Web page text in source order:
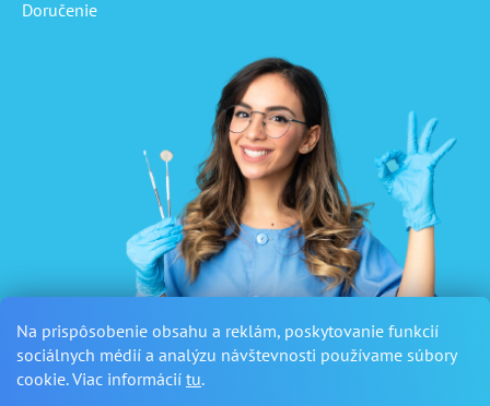
Na prispôsobenie obsahu a reklám, poskytovanie funkcií
sociálnych médií a analýzu návštevnosti používame súbory
cookie. Viac informácií tu.
Doručenie